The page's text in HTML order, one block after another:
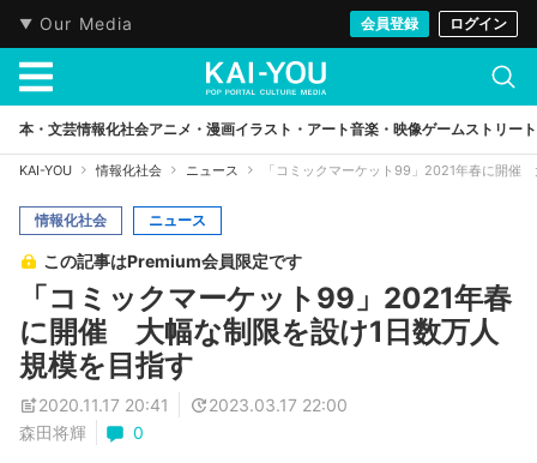
Our Media 会員登録 ログイン
本・文芸情報化社会アニメ・漫画イラスト・アート音楽・映像ゲームストリート
KAI-YOU 情報化社会 ニュース 「コミックマーケット99」2021年春に開催
情報化社会 ニュース
この記事はPremium会員限定です
「コミックマーケット99」2021年春
に開催 大幅な制限を設け1日数万人
規模を目指す
2020.11.17 20:41
2023.03.17 22:00
森田将輝
0